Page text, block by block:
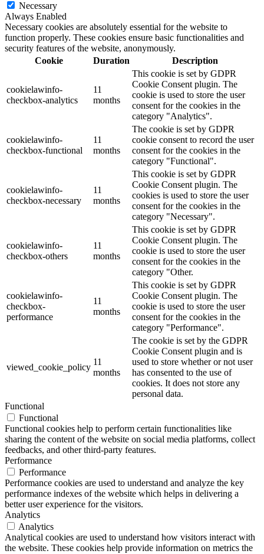
Necessary
Always Enabled
Necessary cookies are absolutely essential for the website to
function properly. These cookies ensure basic functionalities and
security features of the website, anonymously.
Cookie
Duration Description
cookielawinfo-
checkbox-analytics
11
months
This cookie is set by GDPR
Cookie Consent plugin. The
cookie is used to store the user
consent for the cookies in the
category "Analytics".
cookielawinfo-
checkbox-functional
11
months
The cookie is set by GDPR
cookie consent to record the user
consent for the cookies in the
category "Functional".
cookielawinfo-
checkbox-necessary
11
months
This cookie is set by GDPR
Cookie Consent plugin. The
cookies is used to store the user
consent for the cookies in the
category "Necessary".
cookielawinfo-
checkbox-others
11
months
This cookie is set by GDPR
Cookie Consent plugin. The
cookie is used to store the user
consent for the cookies in the
category "Other.
cookielawinfo-
checkbox-
performance
11
months
This cookie is set by GDPR
Cookie Consent plugin. The
cookie is used to store the user
consent for the cookies in the
category "Performance".
viewed_cookie_policy
11
months
The cookie is set by the GDPR
Cookie Consent plugin and is
used to store whether or not user
has consented to the use of
cookies. It does not store any
personal data.
Functional
Functional
Functional cookies help to perform certain functionalities like
sharing the content of the website on social media platforms, collect
feedbacks, and other third-party features.
Performance
Performance
Performance cookies are used to understand and analyze the key
performance indexes of the website which helps in delivering a
better user experience for the visitors.
Analytics
Analytics
Analytical cookies are used to understand how visitors interact with
the website. These cookies help provide information on metrics the